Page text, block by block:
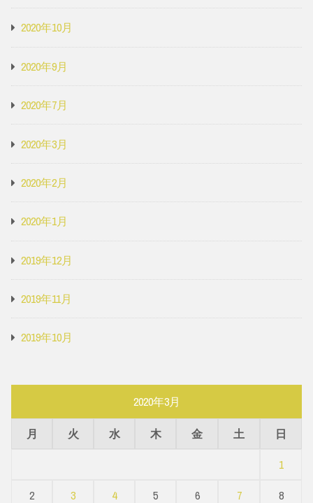
2020年10月
2020年9月
2020年7月
2020年3月
2020年2月
2020年1月
2019年12月
2019年11月
2019年10月
2020年3月
月 火 水 木 金 土
日
1
2
3 4 5 6 7
8